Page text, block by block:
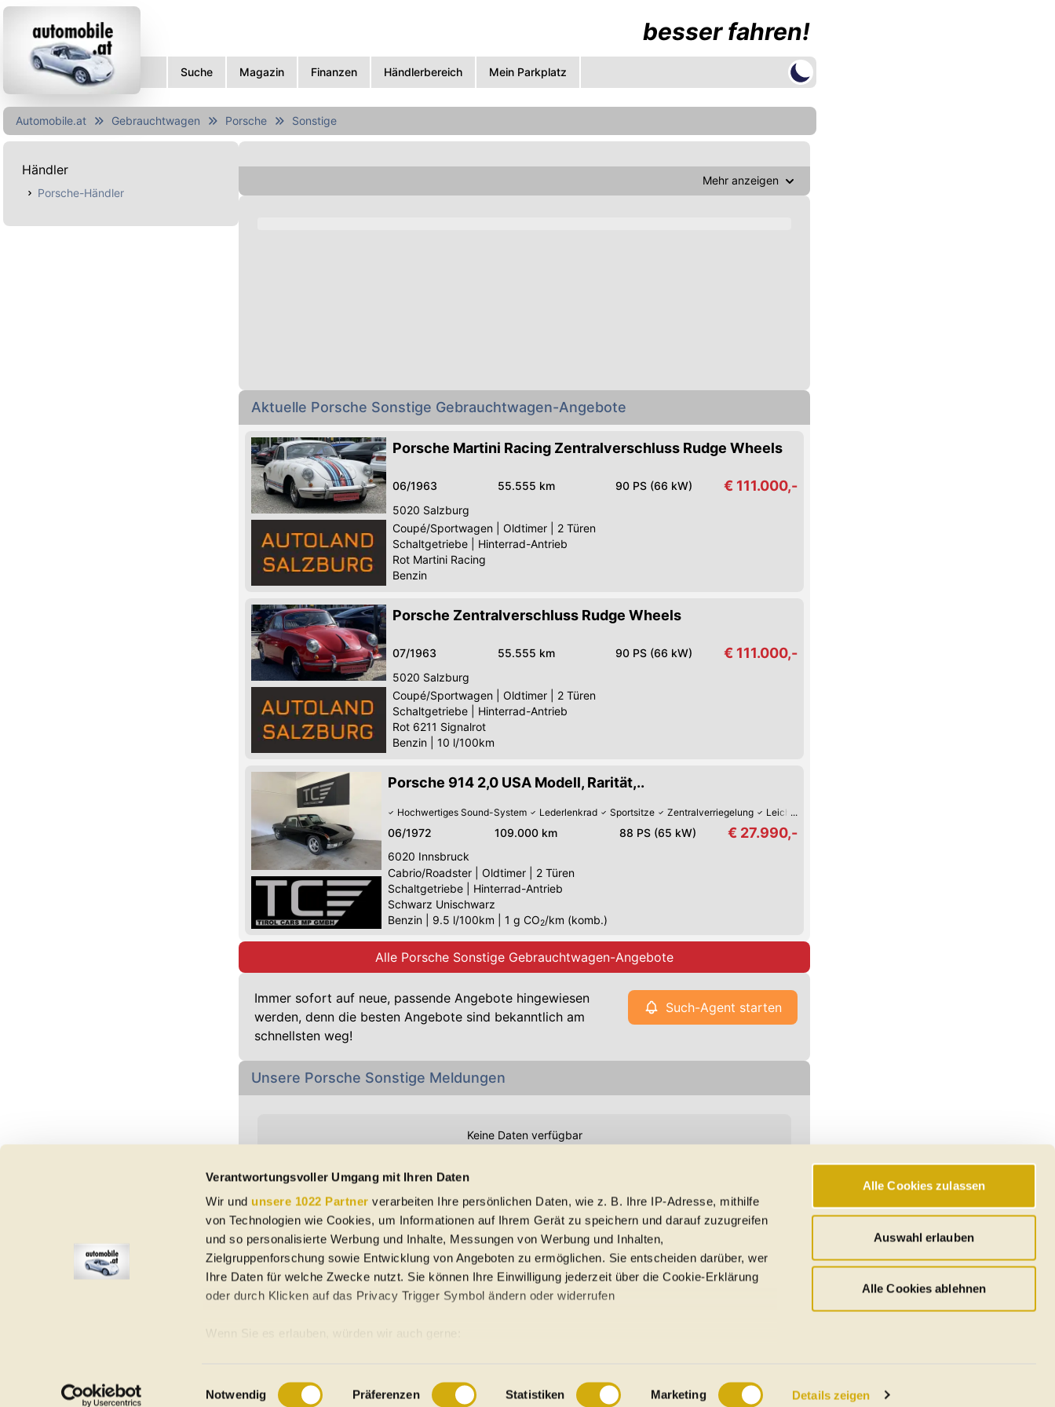
Verantwortungsvoller Umgang mit Ihren Daten
Wir und unsere 1022 Partner verarbeiten Ihre persönlichen Daten, wie z. B. Ihre IP-Adresse, mithilfe
von Technologien wie Cookies, um Informationen auf Ihrem Gerät zu speichern und darauf zuzugreifen
und so personalisierte Werbung und Inhalte, Messungen von Werbung und Inhalten,
Zielgruppenforschung sowie Entwicklung von Angeboten zu ermöglichen. Sie entscheiden darüber, wer
Ihre Daten für welche Zwecke nutzt. Sie können Ihre Einwilligung jederzeit über die Cookie-Erklärung
oder durch Klicken auf das Privacy Trigger Symbol ändern oder widerrufen
Wenn Sie es erlauben, würden wir auch gerne:
Erfahren Sie mehr darüber, wie Ihre persönlichen Daten verarbeitet werden, und legen Sie Ihre
Einwilligungsauswahl
Notwendig Präferenzen Statistiken Marketing Details zeigen
Alle Cookies zulassen
Auswahl erlauben
Alle Cookies ablehnen
besser fahren!
Suche Magazin Finanzen Händlerbereich Mein Parkplatz
Automobile.at Gebrauchtwagen Porsche Sonstige
Mehr anzeigen
Aktuelle Porsche Sonstige Gebrauchtwagen-Angebote
Porsche Martini Racing Zentralverschluss Rudge Wheels
06/1963 55.555 km 90 PS (66 kW) € 111.000,-
5020 Salzburg
Coupé/Sportwagen
Oldtimer
2 Türen
Schaltgetriebe
Hinterrad-Antrieb
Rot Martini Racing
Benzin
Porsche Zentralverschluss Rudge Wheels
07/1963 55.555 km 90 PS (66 kW) € 111.000,-
5020 Salzburg
Coupé/Sportwagen
Oldtimer
2 Türen
Schaltgetriebe
Hinterrad-Antrieb
Rot 6211 Signalrot
Benzin
10 l/100km
Porsche 914 2,0 USA Modell, Rarität,..
Hochwertiges Sound-System Lederlenkrad Sportsitze Zentralverriegelung Leichtmetall-Felgen
06/1972 109.000 km 88 PS (65 kW) € 27.990,-
6020 Innsbruck
Cabrio/Roadster
Oldtimer
2 Türen
Schaltgetriebe
Hinterrad-Antrieb
Schwarz Unischwarz
Benzin
9.5 l/100km 1 g CO2/km (komb.)
Alle Porsche Sonstige Gebrauchtwagen-Angebote
Immer sofort auf neue, passende Angebote hingewiesen
werden, denn die besten Angebote sind bekanntlich am
schnellsten weg!
Such-Agent starten
Unsere Porsche Sonstige Meldungen
Keine Daten verfügbar
Preisangaben in den Meldungen gelten für Deutschland. Quelle: Auto-News
Vorbehaltlich Irrtümer, Schreibfehler und Zwischenverkauf. Hinweis: Technische Daten, Verbrauchswerte, Reichweiten
etc. beziehen sich auf EU-Normen sowie auf Neuwagen. automobile.at übernimmt entsprechend den
Nutzungsbedingungen keine Gewähr für die Richtigkeit der Angaben.
Händler
Porsche-Händler
automobile.at